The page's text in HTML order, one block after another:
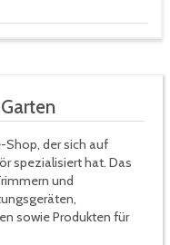
Shop, der sich auf
spezialisiert hat. Das
und
sowie Produkten für